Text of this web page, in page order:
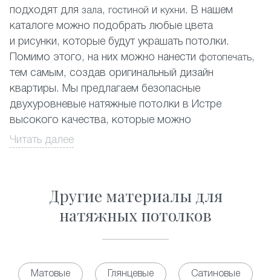
подходят для зала, гостиной и кухни . В нашем
каталоге можно подобрать любые цвета
и рисунки, которые будут украшать потолки.
Помимо этого, на них можно нанести фотопечать,
тем самым, создав оригинальный дизайн
квартиры. Мы предлагаем безопасные
двухуровневые натяжные потолки в Истре
высокого качества, которые можно
устанавливать в любых помещениях.
эффектно смотрятся с красивыми точечными
светильниками. Наши специалисты составят
дизайн-проект и помогут подобрать вариант,
подходящий именно для Вашего помещения.
Многоуровневые натяжные потолки запросто
Читать далее
Другие материалы для
натяжных потолков
Матовые Глянцевые Сатиновые